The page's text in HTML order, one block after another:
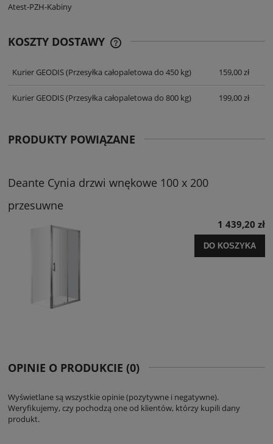
Atest-PZH-Kabiny
KOSZTY DOSTAWY
Kurier GEODIS(Przesyłka całopaletowa do 450 kg) 159,00 zł
Kurier GEODIS(Przesyłka całopaletowa do 800 kg) 199,00 zł
PRODUKTY POWIĄZANE
Deante Cynia drzwi wnękowe 100 x 200
przesuwne
1 439,20 zł
DO KOSZYKA
OPINIE O PRODUKCIE (0)
Wyświetlane są wszystkie opinie (pozytywne i negatywne).
Weryfikujemy, czy pochodzą one od klientów, którzy kupili dany
produkt.